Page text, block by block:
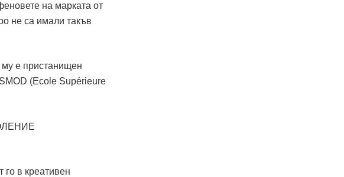
на марката от
не са имали такъв
му е пристанищен
(Ecole Supérieure
в креативен